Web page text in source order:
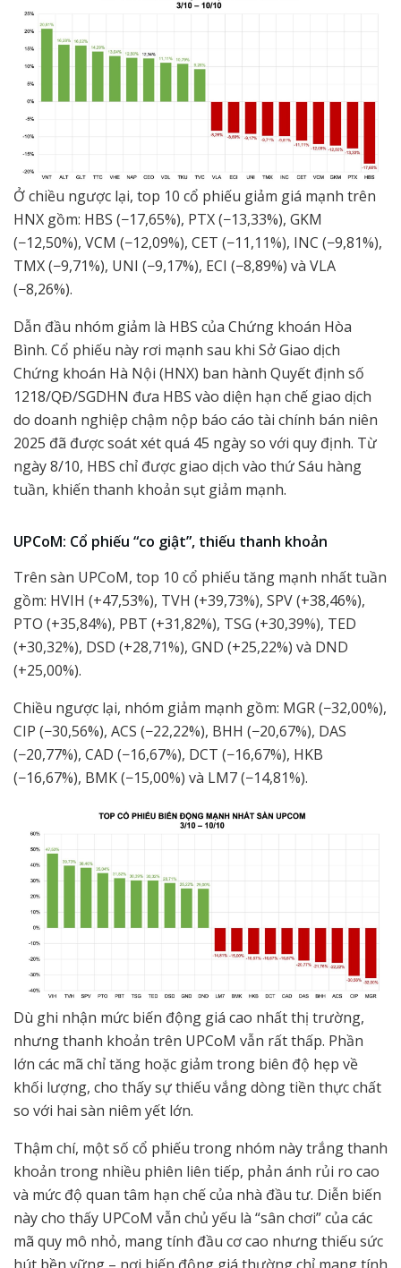
Ở chiều ngược lại, top 10 cổ phiếu giảm giá mạnh trên
HNX gồm: HBS (−17,65%), PTX (−13,33%), GKM
(−12,50%), VCM (−12,09%), CET (−11,11%), INC (−9,81%),
TMX (−9,71%), UNI (−9,17%), ECI (−8,89%) và VLA
(−8,26%).
Dẫn đầu nhóm giảm là HBS của Chứng khoán Hòa
Bình. Cổ phiếu này rơi mạnh sau khi Sở Giao dịch
Chứng khoán Hà Nội (HNX) ban hành Quyết định số
1218/QĐ/SGDHN đưa HBS vào diện hạn chế giao dịch
do doanh nghiệp chậm nộp báo cáo tài chính bán niên
2025 đã được soát xét quá 45 ngày so với quy định. Từ
ngày 8/10, HBS chỉ được giao dịch vào thứ Sáu hàng
tuần, khiến thanh khoản sụt giảm mạnh.
UPCoM: Cổ phiếu “co giật”, thiếu thanh khoản
Trên sàn UPCoM, top 10 cổ phiếu tăng mạnh nhất tuần
gồm: HVIH (+47,53%), TVH (+39,73%), SPV (+38,46%),
PTO (+35,84%), PBT (+31,82%), TSG (+30,39%), TED
(+30,32%), DSD (+28,71%), GND (+25,22%) và DND
(+25,00%).
Chiều ngược lại, nhóm giảm mạnh gồm: MGR (−32,00%),
CIP (−30,56%), ACS (−22,22%), BHH (−20,67%), DAS
(−20,77%), CAD (−16,67%), DCT (−16,67%), HKB
(−16,67%), BMK (−15,00%) và LM7 (−14,81%).
Dù ghi nhận mức biến động giá cao nhất thị trường,
nhưng thanh khoản trên UPCoM vẫn rất thấp. Phần
lớn các mã chỉ tăng hoặc giảm trong biên độ hẹp về
khối lượng, cho thấy sự thiếu vắng dòng tiền thực chất
so với hai sàn niêm yết lớn.
Thậm chí, một số cổ phiếu trong nhóm này trắng thanh
khoản trong nhiều phiên liên tiếp, phản ánh rủi ro cao
và mức độ quan tâm hạn chế của nhà đầu tư. Diễn biến
này cho thấy UPCoM vẫn chủ yếu là “sân chơi” của các
mã quy mô nhỏ, mang tính đầu cơ cao nhưng thiếu sức